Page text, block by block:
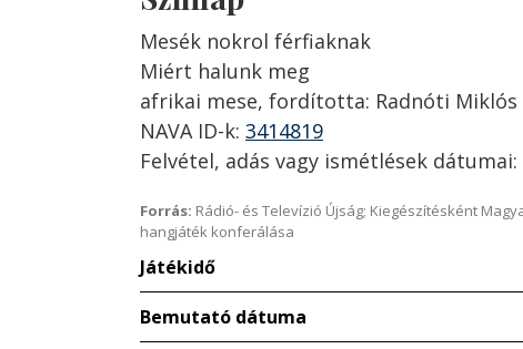
Mesék nokrol férfiaknak
Miért halunk meg
afrikai mese, fordította: Radnóti Miklós
NAVA ID-k: 3414819
Felvétel, adás vagy ismétlések dátumai:
Forrás: Rádió- és Televízió Újság; Kiegészítésként
hangjáték konferálása
Játékidő
Bemutató dátuma